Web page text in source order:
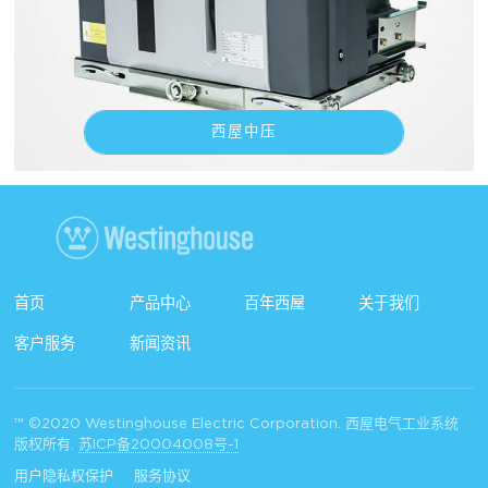
西屋中压
首页 产品中心 百年西屋 关于我们
客户服务 新闻资讯
™ ©2020 Westinghouse Electric Corporation. 西屋电气工业系统
版权所有.苏ICP备20004008号-1
用户隐私权保护
服务协议